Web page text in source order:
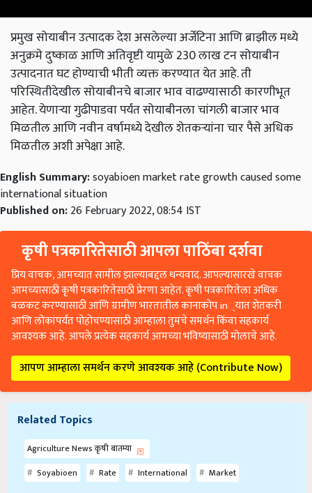
प्रमुख सोयाबीन उत्पादक देश असलेल्या अर्जेंटिना आणि ब्राझील मध्ये
अनुक्रमे दुष्काळ आणि अतिवृष्टी यामुळे 230 लाख टन सोयाबीन
उत्पादनात घट होण्याची भीती व्यक्त करण्यात येत आहे. ती
परिस्थितीदेखील सोयाबीनचे बाजार भाव वाढण्यासाठी कारणीभूत
आहेत. येणाऱ्या गुढीपाडवा पर्यंत सोयाबीनला चांगली बाजार भाव
मिळतील आणि नवीन वर्षामध्ये देखील शेतकऱ्यांना चार पैसे अधिक
मिळतील अशी अपेक्षा आहे.
international situation
Published on:26 February 2022, 08:54 IST
कृषी पत्रकारितेसाठी आपला पाठिंबा दर्शवा
प्रिय वाचक, आमच्यात सामील झाल्याबद्दल धन्यवाद. आपल्यासारखे वाचक
आमच्यासाठी कृषी पत्रकारितेसाठी प्रेरणा आहेत. कृषी पत्रकारितेला अधिक
बळकट करण्यासाठी आणि ग्रामीण भारतातील कानाकोप in्यात शेतकरी
आणि लोकांपर्यंत पोहोचण्यासाठी आम्हाला तुमचे समर्थन किंवा सहकार्य
आवश्यक आहे. आपले प्रत्येक सहकार्य आमच्या भविष्यासाठी मोलाचे आहे.
आपण आम्हाला समर्थन करणे आवश्यक आहे (Contribute Now)
Soyabioen
Rate International